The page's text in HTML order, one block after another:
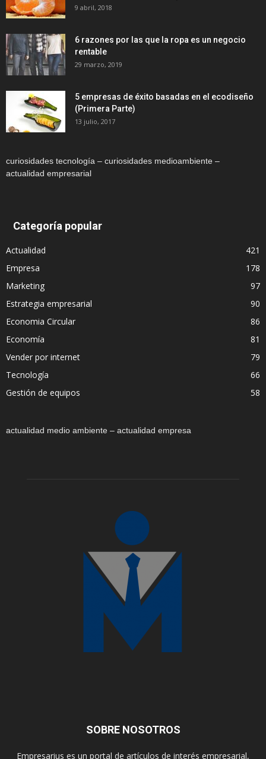
9 abril, 2018
6 razones por las que la ropa es un negocio
rentable
29 marzo, 2019
5 empresas de éxito basadas en el ecodiseño
(Primera Parte)
13 julio, 2017
curiosidades tecnología – curiosidades medioambiente –
actualidad empresarial
Categoría popular
Actualidad
421
Empresa
178
Marketing
97
Estrategia empresarial
90
Economia Circular
86
Economía
81
Vender por internet
79
Tecnología
66
Gestión de equipos
58
actualidad medio ambiente – actualidad empresa
SOBRE NOSOTROS
Empresarius es un portal de artículos de interés empresarial,